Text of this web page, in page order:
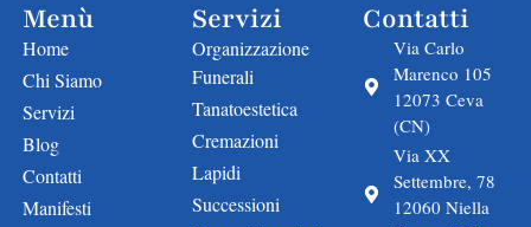
Menù
Home
Chi Siamo
Servizi
Blog
Contatti
Manifesti
Servizi
Organizzazione
Funerali
Tanatoestetica
Cremazioni
Lapidi
Successioni
Contatti
Via Carlo
Marenco 105
12073 Ceva
(CN)
Via XX
Settembre, 78
12060 Niella